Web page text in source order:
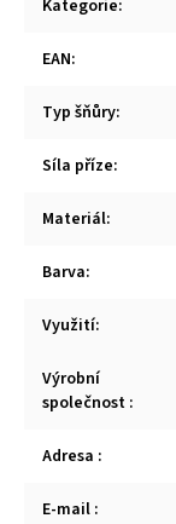
Kategorie:
EAN:
Typ šňůry:
Síla příze:
Materiál:
Barva:
Využití:
Výrobní
společnost :
Adresa :
E-mail :